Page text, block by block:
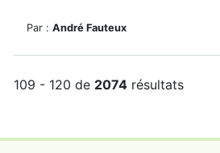
Par : André Fauteux
109 - 120 de 2074 résultats